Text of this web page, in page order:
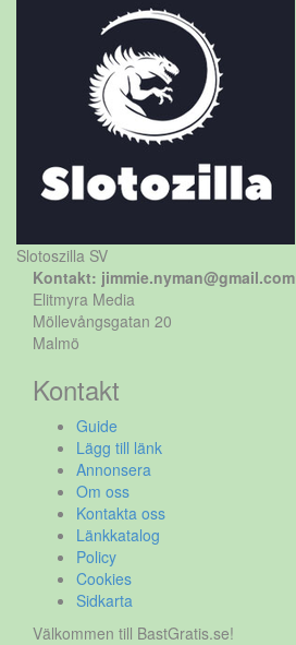
Slotoszilla SV
Kontakt: jimmie.nyman@gmail.com
Elitmyra Media
Möllevångsgatan 20
Malmö
Kontakt
Guide
Lägg till länk
Annonsera
Om oss
Kontakta oss
Länkkatalog
Policy
Cookies
Sidkarta
Välkommen till BastGratis.se!